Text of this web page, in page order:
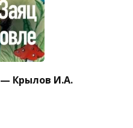
Крылов И.А.